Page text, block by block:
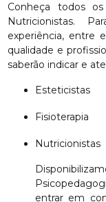
Conheça todos
Nutricionistas.
experiência, entre
qualidade e
saberão indicar e
Esteticistas
Fisioterapia
Nutricionistas
entrar em